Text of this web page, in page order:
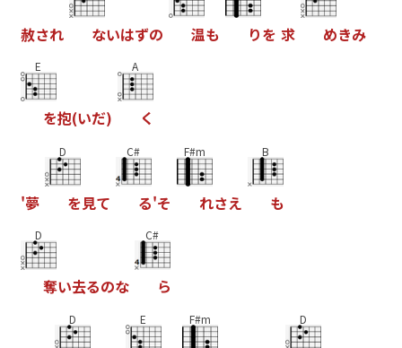
赦され ないはずの 温も りを 求 めきみ
E
を抱(いだ)
A
く
'夢
D
を見て
C#
る'そ
F#m
れさえ
B
も
D
奪い去るのな
C#
ら
D E F#m D